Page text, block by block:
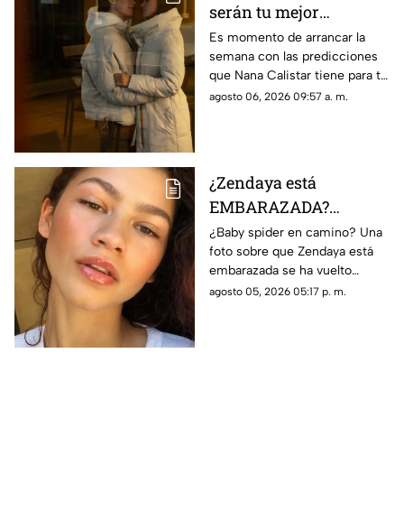
serán tu mejor
BENEFICIO: Esto
destaca Nana Calistar
HOY en el horóscopo
Es momento de arrancar la
semana con las predicciones
que Nana Calistar tiene para tu
horóscopo hoy 6 de agosto de
agosto 06, 2026 09:57 a. m.
¿Zendaya está
EMBARAZADA?
Fotografía con
avanzado estado de
gestación se vuelve
viral
¿Baby spider en camino? Una
foto sobre que Zendaya está
embarazada se ha vuelto
tendencia en redes sociales.
agosto 05, 2026 05:17 p. m.